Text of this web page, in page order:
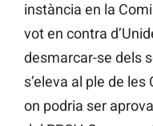
instància en la
vot en contra
desmarcar-se dels
s’eleva al ple de
on podria ser